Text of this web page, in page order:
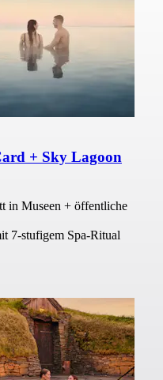
+ Sky Lagoon
in Museen + öffentliche
7-stufigem Spa-Ritual